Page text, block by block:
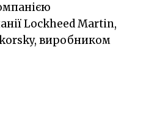
Lockheed Martin,
виробником